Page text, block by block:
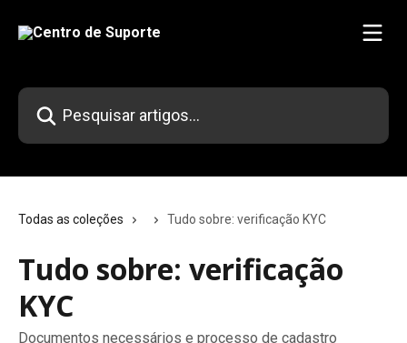
Pesquisar artigos...
Todas as coleções Tudo sobre: verificação KYC
Tudo sobre: verificação
KYC
Documentos necessários e processo de cadastro